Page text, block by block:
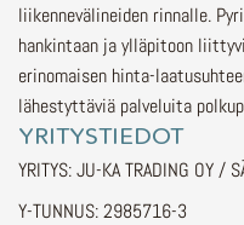
liikennevälineiden rinnalle.
hankintaan ja ylläpitoon
erinomaisen hinta-
lähestyttäviä palveluita
YRITYSTIEDOT
YRITYS: JU-KA TRADING OY /
Y-TUNNUS: 2985716-3